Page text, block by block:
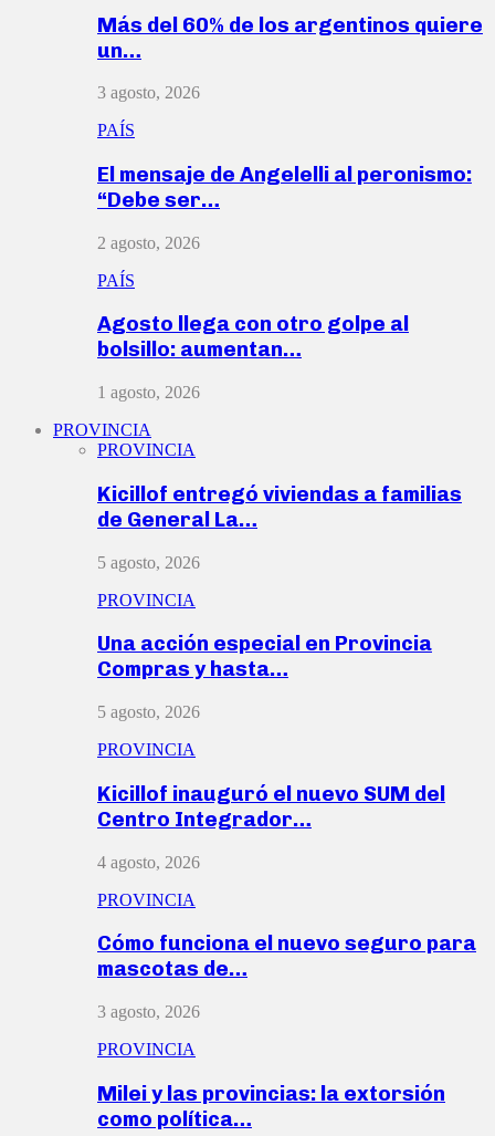
Más del 60% de los argentinos quiere
un…
3 agosto, 2026
PAÍS
El mensaje de Angelelli al peronismo:
“Debe ser…
2 agosto, 2026
PAÍS
Agosto llega con otro golpe al
bolsillo: aumentan…
1 agosto, 2026
PROVINCIA
PROVINCIA
Kicillof entregó viviendas a familias
de General La…
5 agosto, 2026
PROVINCIA
Una acción especial en Provincia
Compras y hasta…
5 agosto, 2026
PROVINCIA
Kicillof inauguró el nuevo SUM del
Centro Integrador…
4 agosto, 2026
PROVINCIA
Cómo funciona el nuevo seguro para
mascotas de…
3 agosto, 2026
PROVINCIA
Milei y las provincias: la extorsión
como política…